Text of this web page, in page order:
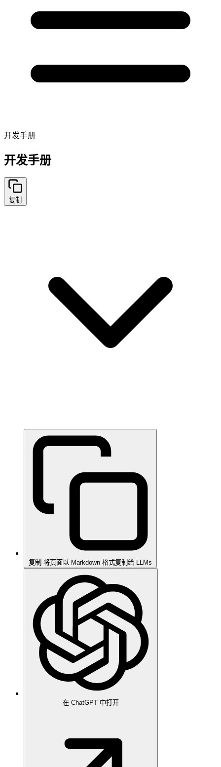
开发手册
开发手册
复制
复制 将页面以 Markdown 格式复制给 LLMs
在 ChatGPT 中打开